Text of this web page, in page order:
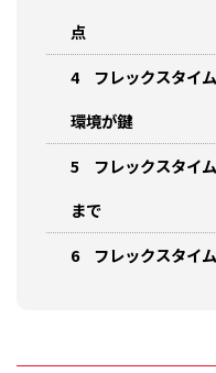
点
4
フレックスタイ
環境が鍵
5
フレックスタイ
まで
6
フレックスタイ